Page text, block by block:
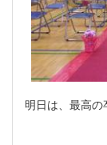
明日は、最高の